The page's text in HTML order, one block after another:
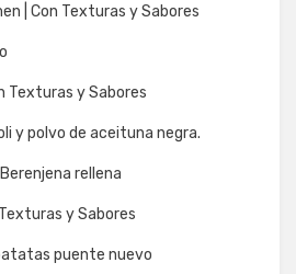
| Con Texturas y Sabores
Texturas y Sabores
y polvo de aceituna negra.
rellena
y Sabores
puente nuevo